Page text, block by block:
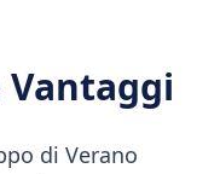
di Verano